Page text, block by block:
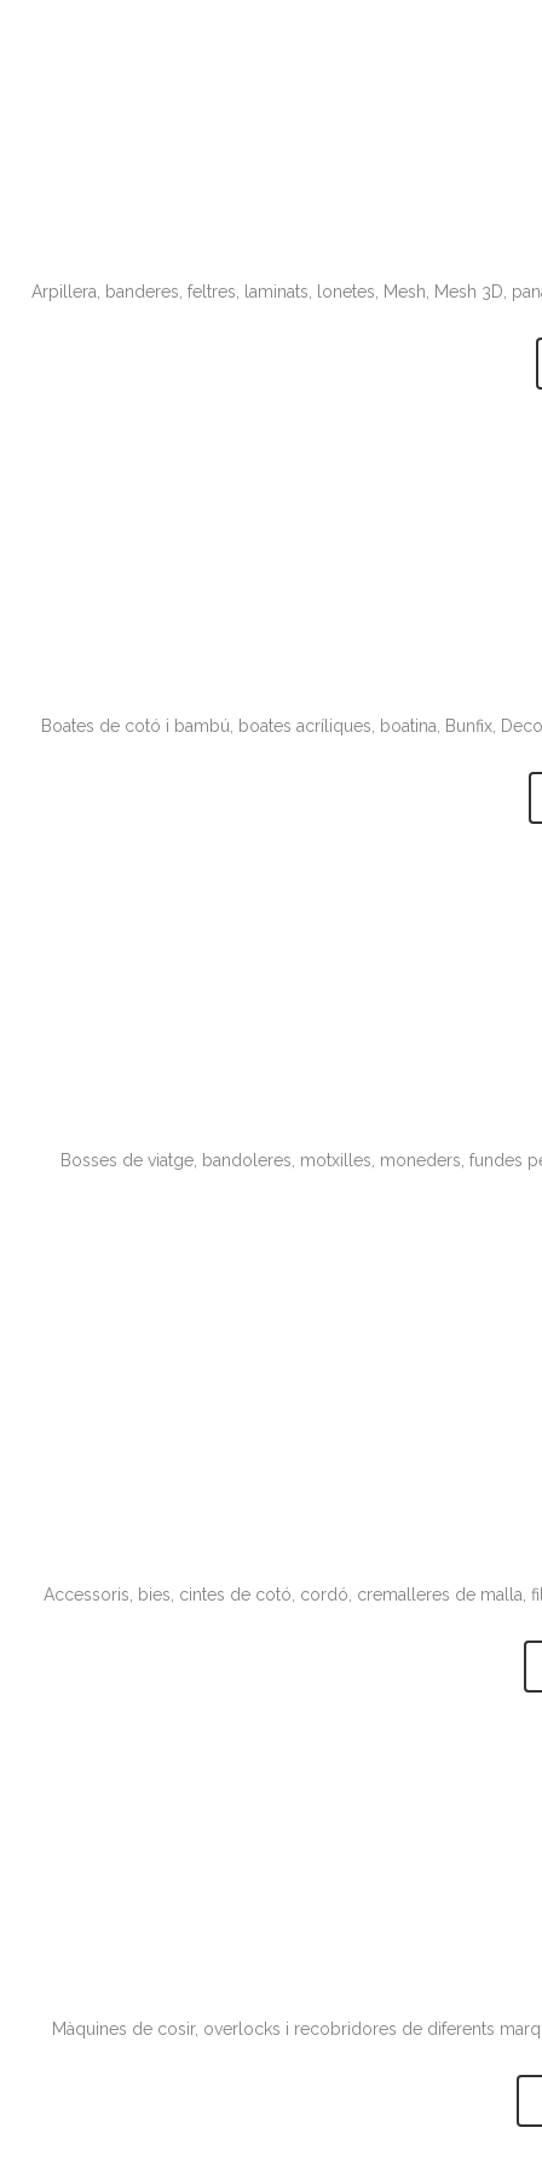
Arpillera, banderes, feltres, laminats, lonetes, Mesh, Mesh 3D,
Boates de cotó i bambú, boates acríliques, boatina, Bunfix,
Bosses de viatge, bandoleres, motxilles, moneders, fundes
Accessoris, bies, cintes de cotó, cordó, cremalleres de malla,
Màquines de cosir, overlocks i recobridores de diferents